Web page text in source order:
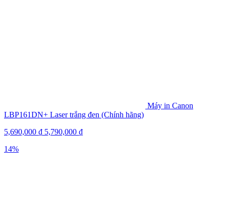
Máy in Canon
LBP161DN+ Laser trắng đen (Chính hãng)
5,690,000 ₫ 5,790,000 ₫
14%